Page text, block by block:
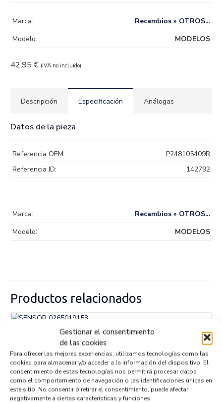
Gestionar el consentimiento
de las cookies
Para ofrecer las mejores experiencias, utilizamos tecnologías como las
cookies para almacenar y/o acceder a la información del dispositivo. El
consentimiento de estas tecnologías nos permitirá procesar datos
como el comportamiento de navegación o las identificaciones únicas en
este sitio. No consentir o retirar el consentimiento, puede afectar
negativamente a ciertas características y funciones.
42,95 € (IVA no incluído)
Marca:
Recambios » OTROS…
Modelo:
MODELOS
Descripción Especificación Análogas
Datos de la pieza
Referencia OEM:
P248105409R
Referencia ID:
142792
Marca:
Recambios » OTROS…
Modelo:
MODELOS
Productos relacionados
SENSOR 0265019153
Recambios » OTROS...MODELOS
Referencia ID: 147069
Referencia OEM: 0265019153
32,95€ (IVA no incluído)